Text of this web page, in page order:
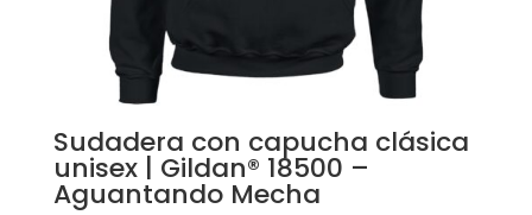
Sudadera con capucha clásica
unisex | Gildan® 18500 –
Aguantando Mecha